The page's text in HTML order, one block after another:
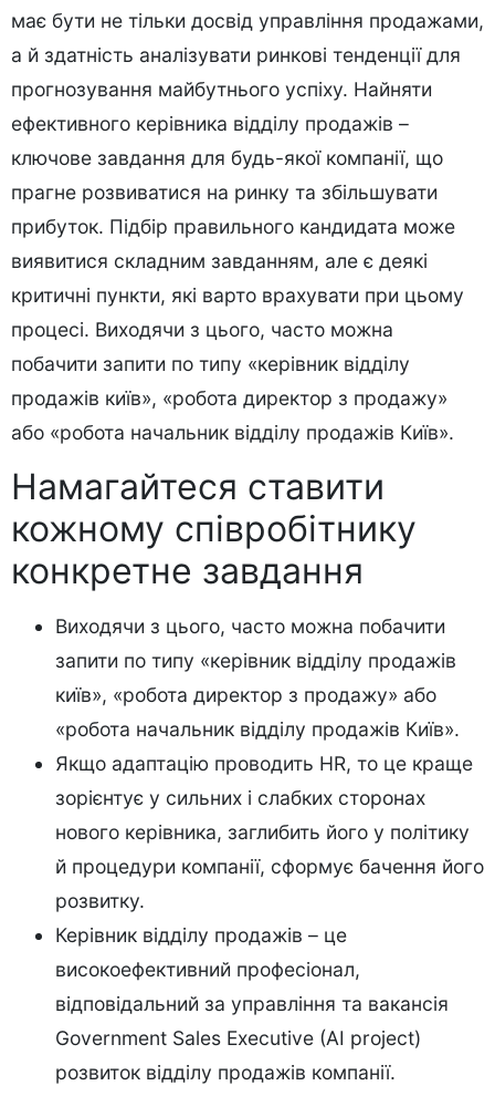
має бути не тільки досвід управління продажами,
а й здатність аналізувати ринкові тенденції для
прогнозування майбутнього успіху. Найняти
ефективного керівника відділу продажів –
ключове завдання для будь-якої компанії, що
прагне розвиватися на ринку та збільшувати
прибуток. Підбір правильного кандидата може
виявитися складним завданням, але є деякі
критичні пункти, які варто врахувати при цьому
процесі. Виходячи з цього, часто можна
побачити запити по типу «керівник відділу
продажів київ», «робота директор з продажу»
або «робота начальник відділу продажів Київ».
Намагайтеся ставити
кожному співробітнику
конкретне завдання
Виходячи з цього, часто можна побачити
запити по типу «керівник відділу продажів
київ», «робота директор з продажу» або
«робота начальник відділу продажів Київ».
Якщо адаптацію проводить HR, то це краще
зорієнтує у сильних і слабких сторонах
нового керівника, заглибить його у політику
й процедури компанії, сформує бачення його
розвитку.
Керівник відділу продажів – це
високоефективний професіонал,
відповідальний за управління та вакансія
Government Sales Executive (AI project)
розвиток відділу продажів компанії.